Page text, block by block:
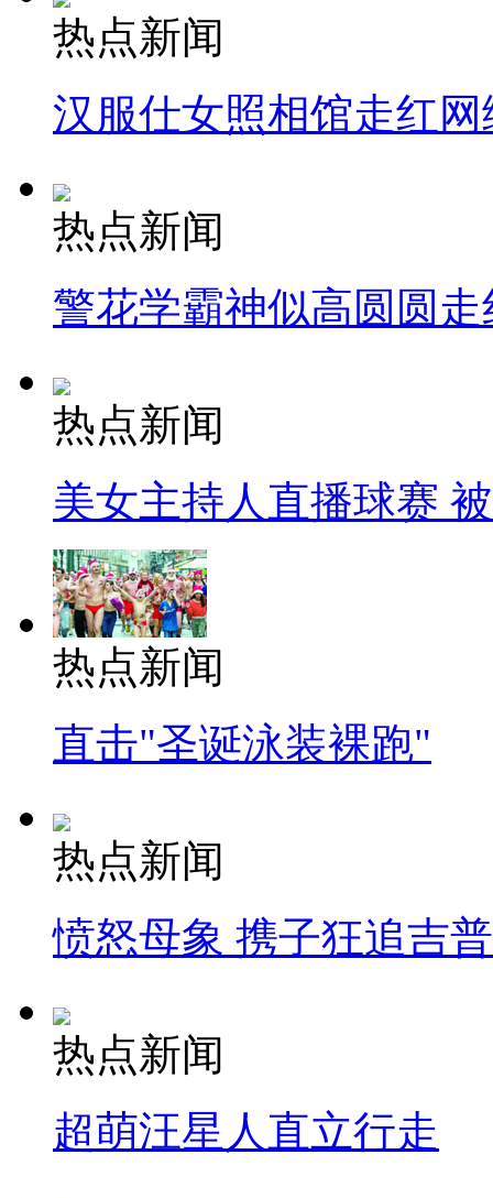
热点新闻
汉服仕女照相馆走红网
热点新闻
警花学霸神似高圆圆走
热点新闻
美女主持人直播球赛
热点新闻
直击"圣诞泳装裸跑"
热点新闻
愤怒母象 携子狂追吉
热点新闻
超萌汪星人直立行走